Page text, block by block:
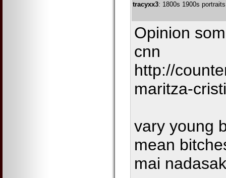
tracyxx3: 1800s 1900s
Opinion
cnn
http://
maritza-
vary young
mean
mai